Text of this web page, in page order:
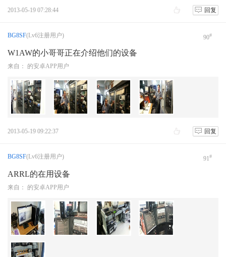
2013-05-19 07:28:44 回复
BG8SF(Lv6注册用户) 90#
W1AW的小哥哥正在介绍他们的设备
来自： 的安卓APP用户
2013-05-19 09:22:37 回复
BG8SF(Lv6注册用户) 91#
ARRL的在用设备
来自： 的安卓APP用户